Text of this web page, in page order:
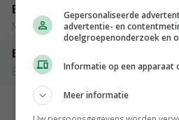
Emmeloord Schaaltjespeen
Noteringen
Bintje A 28/35
Bintje Info
Gepersonaliseerde
advertentie- en
doelgroepenonderzoek en
Informatie op een apparaat
Meer informatie